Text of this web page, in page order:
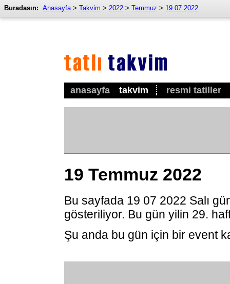
anasayfa takvim resmi tatiller
Buradasın: Anasayfa> Takvim > 2022 > Temmuz > 19.07.2022
19 Temmuz 2022
Bu sayfada 19 07 2022 Salı
gösteriliyor. Bu gün yilin 29.
Şu anda bu gün için bir event